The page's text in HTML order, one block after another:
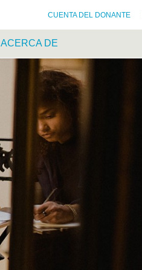
CUENTA DEL DONANTE
ACERCA DE